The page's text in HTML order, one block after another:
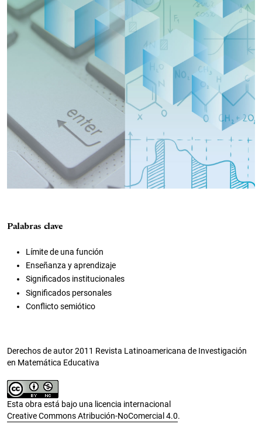
Palabras clave
Límite de una función
Enseñanza y aprendizaje
Significados institucionales
Significados personales
Conflicto semiótico
Derechos de autor 2011 Revista Latinoamericana de Investigación
en Matemática Educativa
Esta obra está bajo una licencia internacional
Creative Commons Atribución-NoComercial 4.0.